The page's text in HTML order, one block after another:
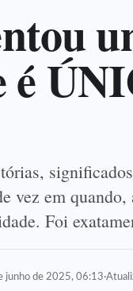
é
vez em quando,
Foi
junho de 2025, 06:13·